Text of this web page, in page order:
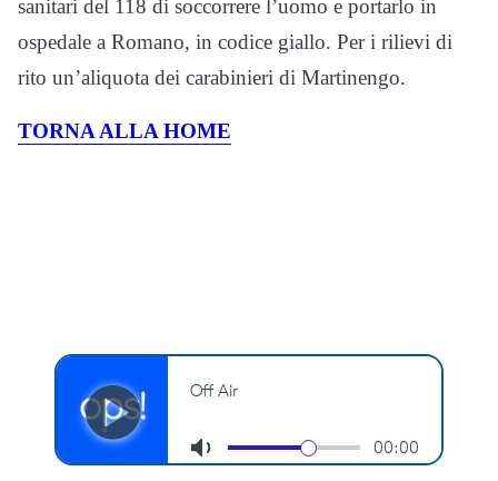
sanitari del 118 di soccorrere l’uomo e portarlo in
ospedale a Romano, in codice giallo. Per i rilievi di
rito un’aliquota dei carabinieri di Martinengo.
TORNA ALLA HOME